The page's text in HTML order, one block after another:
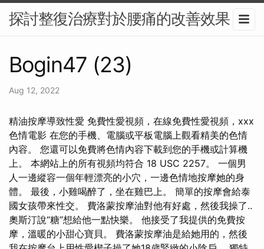
探討整復治療對於腰痛的改善效果
Bogin47 (23)
Aug 12, 2022
精油按摩導致性愛️ 免費性愛視頻，在線免費性愛視頻，xxx
色情電影 在您的手機、電腦或平板電腦上觀看精美的色情
內容。 您還可以免費將色情內容下載到您的手機或計算機
上。 本網站上的所有視頻均符合 18 USC 2257。 一個男
人一邊縱容一個年輕漂亮的小穴，一邊色情地按摩她的身
體。 最後，小雞喝醉了，坐在雞巴上。 簡單的按摩會給泰
國女孩帶來性交。 費洛蒙按摩油對他有好處，然後我操了..
奧斯汀說“糖”想給他一點快樂。 他接受了我提供的免費按
摩，溫暖的小甜心寶貝。 費洛蒙按摩油是給她用的，然後